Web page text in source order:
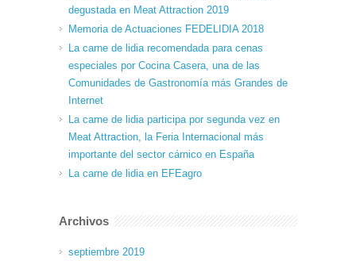
degustada en Meat Attraction 2019
Memoria de Actuaciones FEDELIDIA 2018
La carne de lidia recomendada para cenas
especiales por Cocina Casera, una de las
Comunidades de Gastronomía más Grandes de
Internet
La carne de lidia participa por segunda vez en
Meat Attraction, la Feria Internacional más
importante del sector cárnico en España
La carne de lidia en EFEagro
Archivos
septiembre 2019